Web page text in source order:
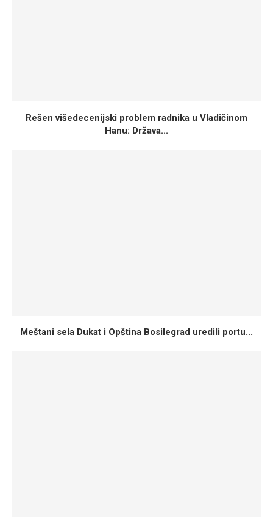
Rešen višedecenijski problem radnika u Vladičinom
Hanu: Država...
Meštani sela Dukat i Opština Bosilegrad uredili portu...